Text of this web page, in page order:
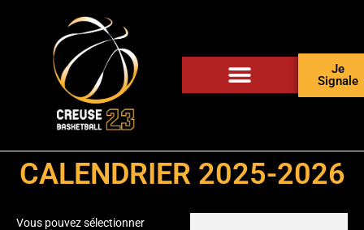
Je
Signale
CALENDRIER 2025-2026
Vous pouvez sélectionner